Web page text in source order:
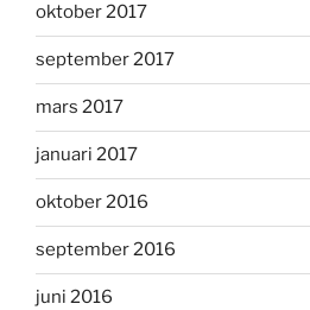
oktober 2017
september 2017
mars 2017
januari 2017
oktober 2016
september 2016
juni 2016